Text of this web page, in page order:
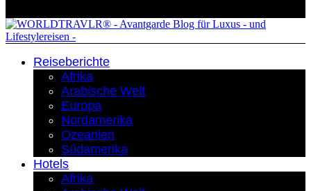
Reiseberichte
Afrika
Arabische Welt
Europa
Nordamerika
Ozeanien
Südamerika
Hotels
Afrika